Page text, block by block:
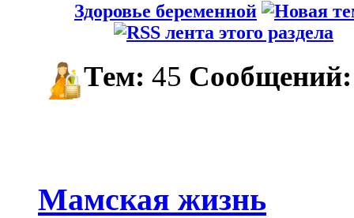
Здоровье беременной
Тем: 45 Сообщений:
Мамская жизнь